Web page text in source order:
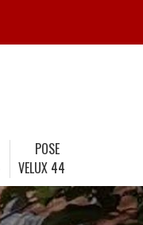
POSE
VELUX 44